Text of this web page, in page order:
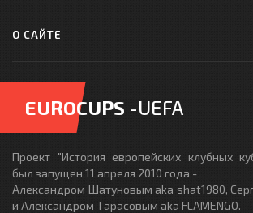
О САЙТЕ
EUROCUPS -UEFA
Проект "История европейских клубных
был запущен 11 апреля 2010 года -
Александром Шатуновым aka shat1980,
и Александром Тарасовым aka FLAMENGO.